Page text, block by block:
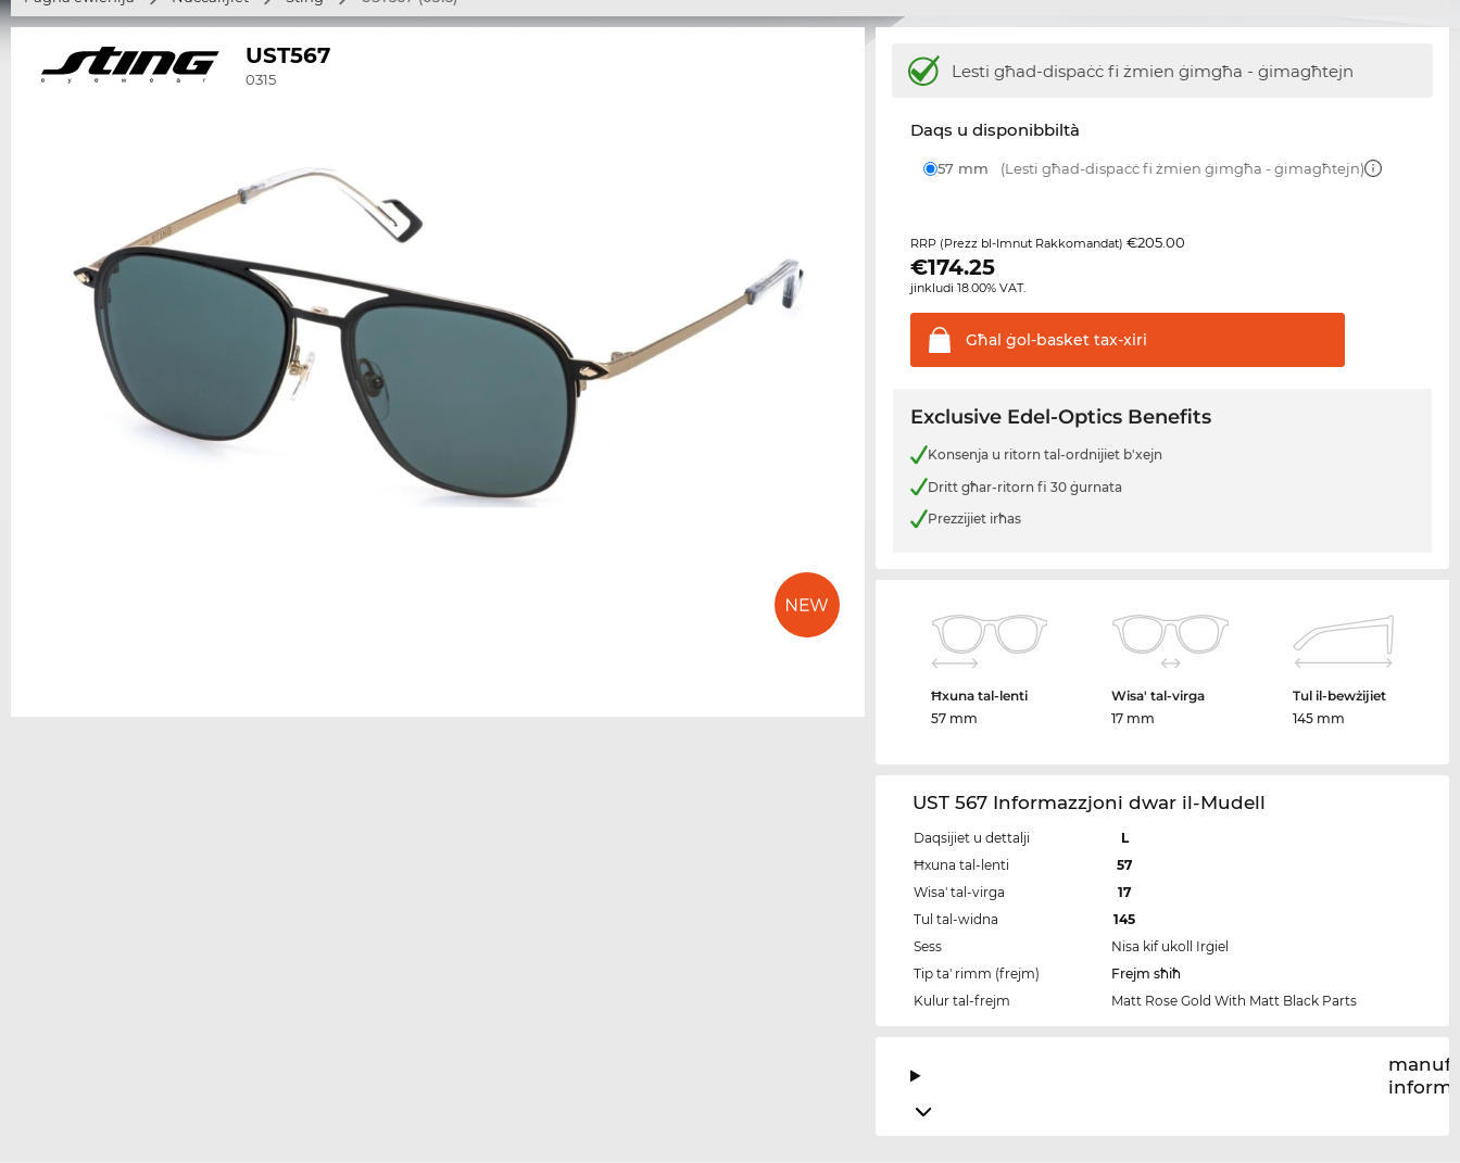
UST567
0315 Lesti għad-dispaċċ fi żmien ġimgħa - ġimagħtejn
Daqs u disponibbiltà
57 mm (Lesti għad-dispaċċ fi żmien ġimgħa - ġimagħtejn)
RRP (Prezz bl-Imnut Rakkomandat)€205.00
€174.25
jinkludi 18.00% VAT.
Għal ġol-basket tax-xiri
Exclusive Edel-Optics Benefits
Konsenja u ritorn tal-ordnijiet b'xejn
Dritt għar-ritorn fi 30 ġurnata
Prezzijiet irħas
Ħxuna tal-lenti
57 mm
Wisa' tal-virga
17 mm
Tul il-bewżijiet
145 mm
UST 567 Informazzjoni dwar il-Mudell
Daqsijiet u dettalji
L
Ħxuna tal-lenti
57
Wisa' tal-virga
17
Tul tal-widna
145
Sess
Nisa kif ukoll Irġiel
Tip ta' rimm (frejm)
Frejm sħiħ
Kulur tal-frejm
Matt Rose Gold With Matt Black Parts